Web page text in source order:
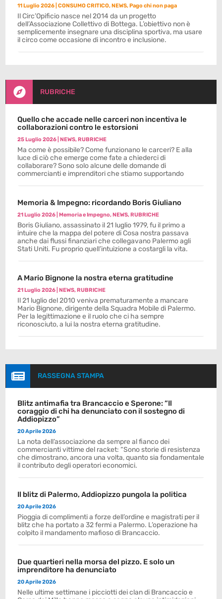
11 Luglio 2026 |CONSUMO CRITICO,NEWS,Pago chi non paga
Il Circ’Opificio nasce nel 2014 da un progetto
dell’Associazione Collettivo di Bottega. L’obiettivo non è
semplicemente insegnare una disciplina sportiva, ma usare
il circo come occasione di incontro e inclusione.
 RUBRICHE
Quello che accade nelle carceri non incentiva le
collaborazioni contro le estorsioni
25 Luglio 2026 |NEWS,RUBRICHE
Ma come è possibile? Come funzionano le carceri? E alla
luce di ciò che emerge come fate a chiederci di
collaborare? Sono solo alcune delle domande di
commercianti e imprenditori che stiamo supportando
Memoria & Impegno: ricordando Boris Giuliano
21 Luglio 2026 |Memoria e Impegno,NEWS,RUBRICHE
Boris Giuliano, assassinato il 21 luglio 1979, fu il primo a
intuire che la mappa del potere di Cosa nostra passava
anche dai flussi finanziari che collegavano Palermo agli
Stati Uniti. Fu proprio quell’intuizione a costargli la vita.
A Mario Bignone la nostra eterna gratitudine
21 Luglio 2026 |NEWS,RUBRICHE
Il 21 luglio del 2010 veniva prematuramente a mancare
Mario Bignone, dirigente della Squadra Mobile di Palermo.
Per la legittimazione e il ruolo che ci ha sempre
riconosciuto, a lui la nostra eterna gratitudine.
 RASSEGNA STAMPA
Blitz antimafia tra Brancaccio e Sperone: “Il
coraggio di chi ha denunciato con il sostegno di
Addiopizzo”
20 Aprile 2026
La nota dell’associazione da sempre al fianco dei
commercianti vittime del racket: “Sono storie di resistenza
che dimostrano, ancora una volta, quanto sia fondamentale
il contributo degli operatori economici.
Il blitz di Palermo, Addiopizzo pungola la politica
20 Aprile 2026
Pioggia di complimenti a forze dell’ordine e magistrati per il
blitz che ha portato a 32 fermi a Palermo. L’operazione ha
colpito il mandamento mafioso di Brancaccio.
Due quartieri nella morsa del pizzo. E solo un
imprenditore ha denunciato
20 Aprile 2026
Nelle ultime settimane i picciotti dei clan di Brancaccio e